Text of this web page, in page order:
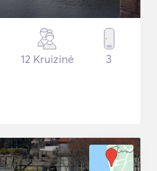
12 Kruizinė 3